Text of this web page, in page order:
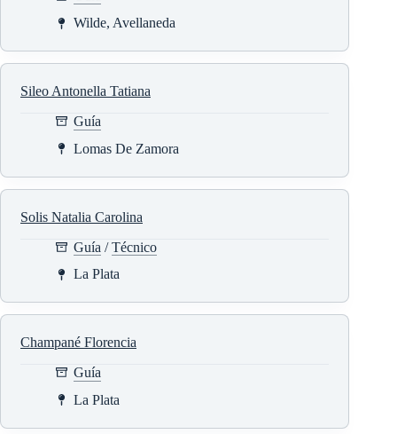
Wilde, Avellaneda
Sileo Antonella Tatiana
Guía
Lomas De Zamora
Solis Natalia Carolina
Guía /Técnico
La Plata
Champané Florencia
Guía
La Plata